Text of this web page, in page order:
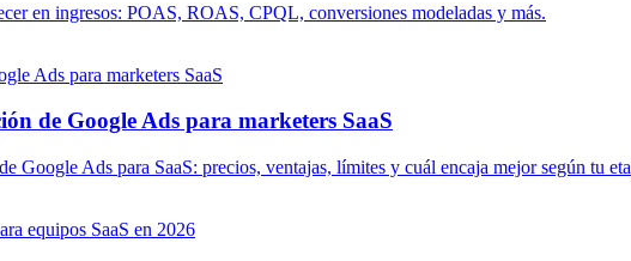
en ingresos: POAS, ROAS, CPQL, conversiones modeladas y más.
de Google Ads para marketers SaaS
Google Ads para SaaS: precios, ventajas, límites y cuál encaja mejor según tu